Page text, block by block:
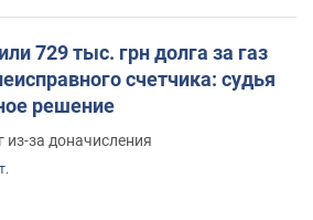
729 тыс. грн долга за газ
счетчика: судья
решение
из-за доначисления